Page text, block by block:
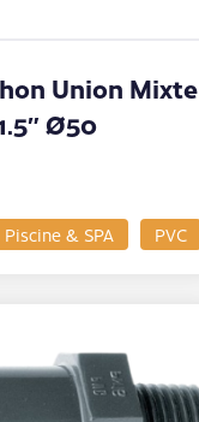
Piscine & SPA PVC
Union Mixte
Ø50